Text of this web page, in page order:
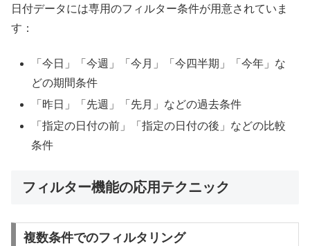
日付データには専用のフィルター条件が用意されていま
す：
「今日」「今週」「今月」「今四半期」「今年」な
どの期間条件
「昨日」「先週」「先月」などの過去条件
「指定の日付の前」「指定の日付の後」などの比較
条件
フィルター機能の応用テクニック
複数条件でのフィルタリング